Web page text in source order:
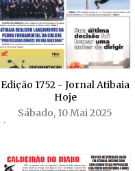
Edição 1752 - Jornal Atibaia
Hoje
Sábado, 10 Mai 2025